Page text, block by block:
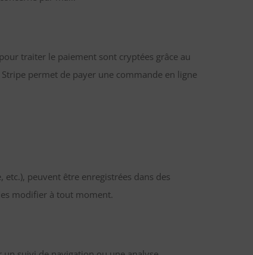
traiter le paiement sont cryptées grâce au
permet de payer une commande en ligne
peuvent être enregistrées dans des
modifier à tout moment.